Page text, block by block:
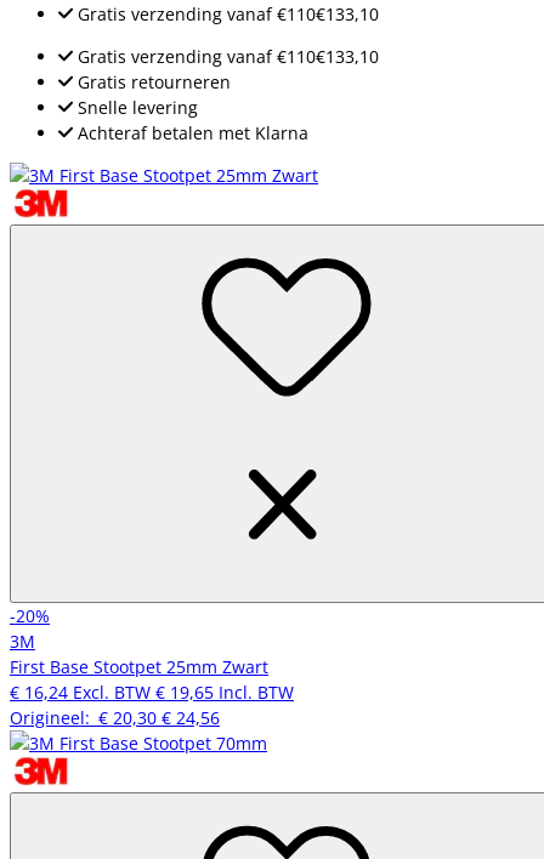
Gratis verzending vanaf€110€133,10
Gratis verzending vanaf€110€133,10
Gratis retourneren
Snelle levering
Achteraf betalen met Klarna
-20%
3M
First Base Stootpet 25mm Zwart
€ 16,24 Excl. BTW € 19,65 Incl. BTW
Origineel: € 20,30 € 24,56